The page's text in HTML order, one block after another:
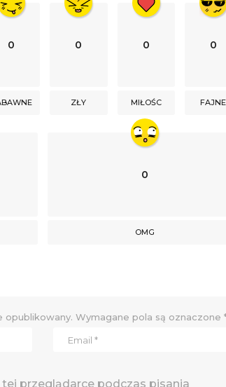
0 0
ZŁY
0
MIŁOŚC
0
FAJNE
0
OMG
opublikowany. Wymagane pola są oznaczone
przeglądarce podczas pisania